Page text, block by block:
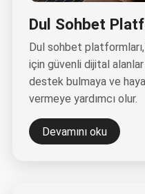
Dul Sohbet
Dul sohbet
için güvenli dijital
destek bulmaya ve
vermeye yardımcı olur.
Devamını oku